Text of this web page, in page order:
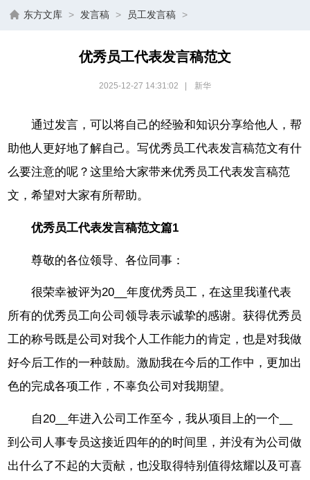
东方文库 > 发言稿 > 员工发言稿 >
优秀员工代表发言稿范文
2025-12-27 14:31:02 新华
通过发言，可以将自己的经验和知识分享给他人，帮
助他人更好地了解自己。写优秀员工代表发言稿范文有什
么要注意的呢？这里给大家带来优秀员工代表发言稿范
文，希望对大家有所帮助。
优秀员工代表发言稿范文篇1
尊敬的各位领导、各位同事：
很荣幸被评为20__年度优秀员工，在这里我谨代表
所有的优秀员工向公司领导表示诚挚的感谢。获得优秀员
工的称号既是公司对我个人工作能力的肯定，也是对我做
好今后工作的一种鼓励。激励我在今后的工作中，更加出
色的完成各项工作，不辜负公司对我期望。
自20__年进入公司工作至今，我从项目上的一个__
到公司人事专员这接近四年的的时间里，并没有为公司做
出什么了不起的大贡献，也没取得特别值得炫耀以及可喜